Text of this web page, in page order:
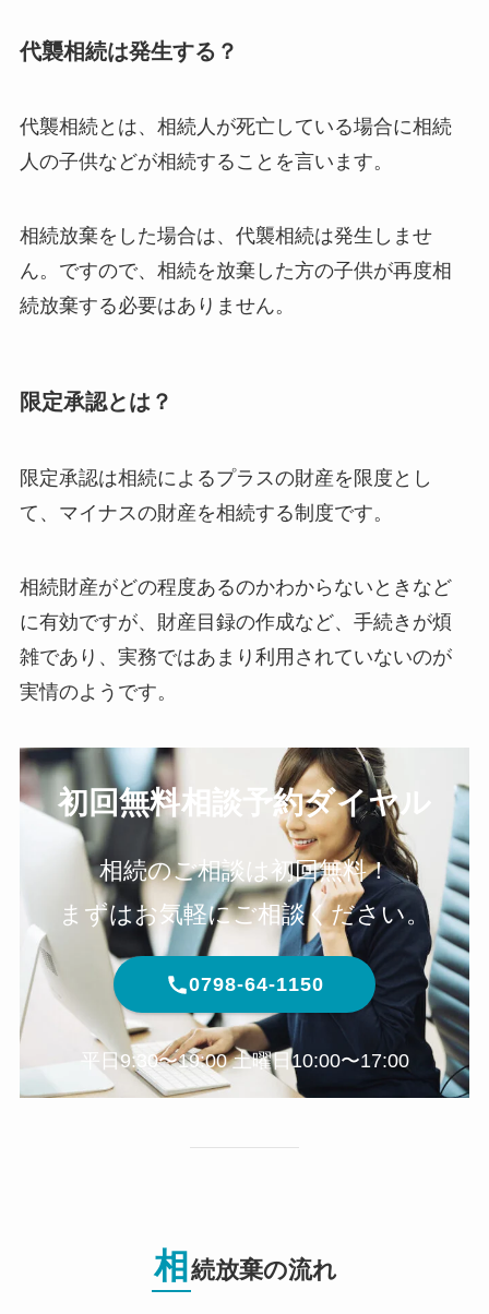
代襲相続は発生する？
代襲相続とは、相続人が死亡している場合に相続
人の子供などが相続することを言います。
相続放棄をした場合は、代襲相続は発生しませ
ん。ですので、相続を放棄した方の子供が再度相
続放棄する必要はありません。
限定承認とは？
限定承認は相続によるプラスの財産を限度とし
て、マイナスの財産を相続する制度です。
相続財産がどの程度あるのかわからないときなど
に有効ですが、財産目録の作成など、手続きが煩
雑であり、実務ではあまり利用されていないのが
実情のようです。
初回無料相談予約ダイヤル
相続のご相談は初回無料！
まずはお気軽にご相談ください。
0798-64-1150
平日9:30〜19:00 土曜日10:00〜17:00
相 続放棄の流れ